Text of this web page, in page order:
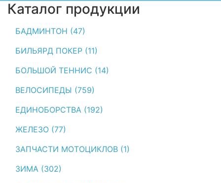
Каталог продукции
БАДМИНТОН (47)
БИЛЬЯРД ПОКЕР (11)
БОЛЬШОЙ ТЕННИС (14)
ВЕЛОСИПЕДЫ (759)
ЕДИНОБОРСТВА (192)
ЖЕЛЕЗО (77)
ЗАПЧАСТИ МОТОЦИКЛОВ (1)
ЗИМА (302)